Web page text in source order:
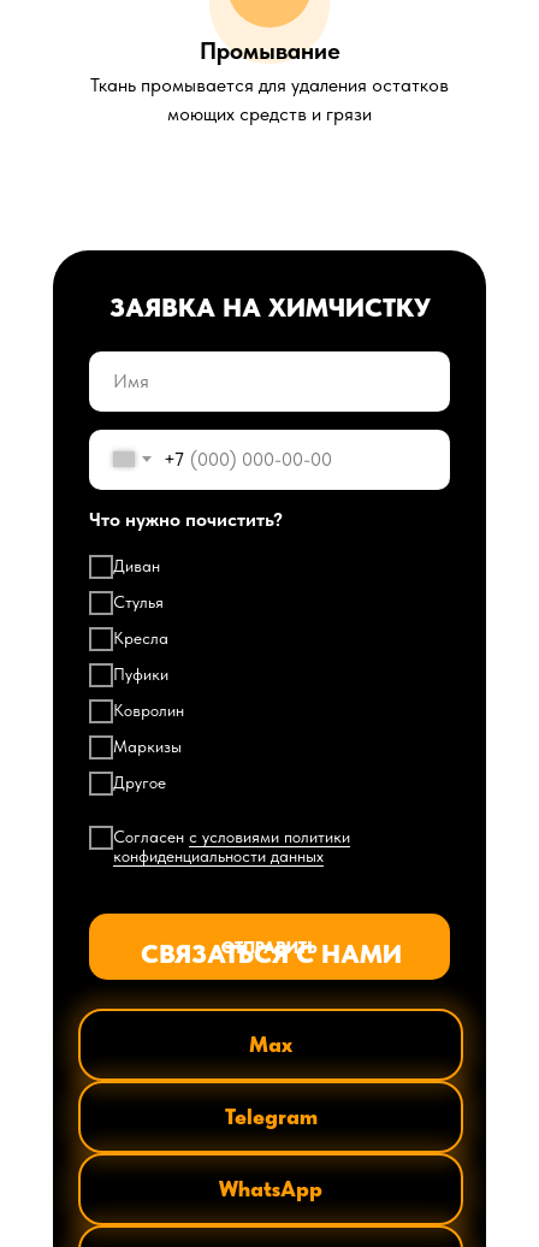
Промывание
Ткань промывается для удаления остатков
моющих средств и грязи
+7
Что нужно почистить?
Диван
Стулья
Кресла
Пуфики
Ковролин
Маркизы
Другое
Согласен с условиями политики
конфиденциальности данных
ОТПРАВИТЬ
ЗАЯВКА НА ХИМЧИСТКУ
Max
Telegram
WhatsApp
СВЯЗАТЬСЯ С НАМИ